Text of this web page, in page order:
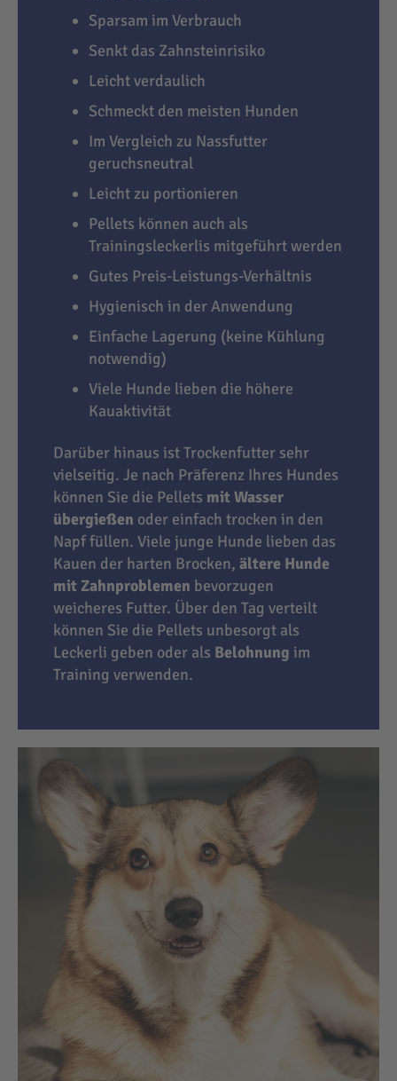
Sparsam im Verbrauch
Senkt das Zahnsteinrisiko
Leicht verdaulich
Schmeckt den meisten Hunden
Im Vergleich zu Nassfutter
geruchsneutral
Leicht zu portionieren
Pellets können auch als
Trainingsleckerlis mitgeführt werden
Gutes Preis-Leistungs-Verhältnis
Hygienisch in der Anwendung
Einfache Lagerung (keine Kühlung
notwendig)
Viele Hunde lieben die höhere
Kauaktivität
Darüber hinaus ist Trockenfutter sehr
vielseitig. Je nach Präferenz Ihres Hundes
können Sie die Pellets mit Wasser
übergießen oder einfach trocken in den
Napf füllen. Viele junge Hunde lieben das
Kauen der harten Brocken, ältere Hunde
mit Zahnproblemen bevorzugen
weicheres Futter. Über den Tag verteilt
können Sie die Pellets unbesorgt als
Leckerli geben oder als Belohnung im
Training verwenden.